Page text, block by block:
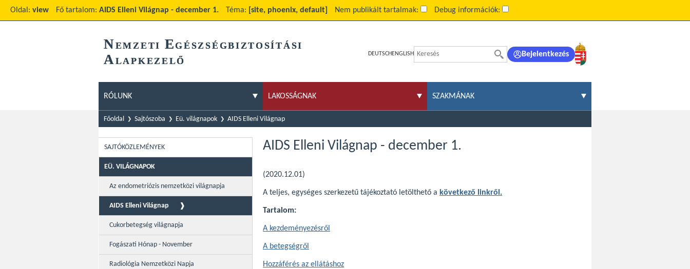
Oldal: view Fő tartalom: AIDS Elleni Világnap - december 1. Téma: [site, phoenix, default] Nem publikált tartalmak: Debug információk:
NEMZETI EGÉSZSÉGBIZTOSÍTÁSI
ALAPKEZELŐ
DEUTSCH ENGLISH Bejelentkezés
RÓLUNK LAKOSSÁGNAK SZAKMÁNAK
Főoldal Sajtószoba Eü. világnapok AIDS Elleni Világnap
SAJTÓKÖZLEMÉNYEK
EÜ. VILÁGNAPOK
Az endometriózis nemzetközi világnapja
AIDS Elleni Világnap
Cukorbetegség világnapja
Fogászati Hónap - November
Radiológia Nemzetközi Napja
AIDS Elleni Világnap - december 1.
(2020.12.01)
A teljes, egységes szerkezetű tájékoztató letölthető a következő linkről.
Tartalom:
A kezdeményezésről
A betegségről
Hozzáférés az ellátáshoz